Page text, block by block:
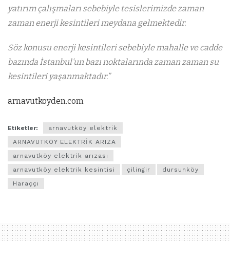
yatırım çalışmaları sebebiyle tesislerimizde zaman
zaman enerji kesintileri meydana gelmektedir.
Söz konusu enerji kesintileri sebebiyle mahalle ve cadde
bazında İstanbul’un bazı noktalarında zaman zaman su
kesintileri yaşanmaktadır.”
arnavutkoyden.com
Etiketler:
arnavutköy elektrik
ARNAVUTKÖY ELEKTRİK ARIZA
arnavutköy elektrik arızası
arnavutköy elektrik kesintisi
çilingir
dursunköy
Haraççı